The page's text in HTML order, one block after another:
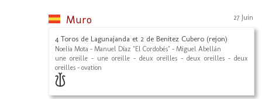
Muro 27 Juin
4 Toros de Lagunajanda et 2 de Benitez Cubero (rejon)
Noelia Mota - Manuel Díaz "El Cordobés" - Miguel Abellán
une oreille - une oreille - deux oreilles - deux oreilles - deux
oreilles - ovation